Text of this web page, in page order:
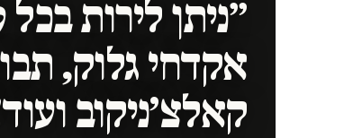
אקדחי גלוק,
קאלצ׳ניקוב